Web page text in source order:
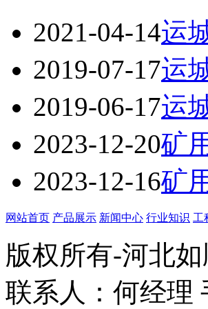
2021-04-14运
2019-07-17运
2019-06-17运
2023-12-20矿
2023-12-16矿
网站首页 产品展示 新闻中心 行业知识 工
版权所有-河北
联系人：何经理